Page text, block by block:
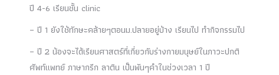
ปี 4-6 เรียนชั้น clinic
– ปี 1 ยังใช้ทักษะคล้ายๆตอนม.ปลายอยู่บ้าง เรียนไป ทำกิจกรรมไป
– ปี 2 น้องจะได้เรียนศาสตร์ที่เกี่ยวกับร่างกายมนุษย์ในภาวะปกติ
ศัพท์แพทย์ ภาษากรีก ลาติน เป็นพันๆคำในช่วงเวลา 1 ปี